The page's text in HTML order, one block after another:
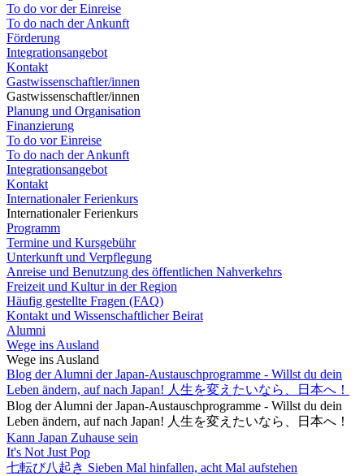
To do vor der Einreise
To do nach der Ankunft
Förderung
Integrationsangebot
Kontakt
Gastwissenschaftler/innen
Gastwissenschaftler/innen
Planung und Organisation
Finanzierung
To do vor Einreise
To do nach der Ankunft
Integrationsangebot
Kontakt
Internationaler Ferienkurs
Internationaler Ferienkurs
Programm
Termine und Kursgebühr
Unterkunft und Verpflegung
Anreise und Benutzung des öffentlichen Nahverkehrs
Freizeit und Kultur in der Region
Häufig gestellte Fragen (FAQ)
Kontakt und Wissenschaftlicher Beirat
Alumni
Wege ins Ausland
Wege ins Ausland
Blog der Alumni der Japan-Austauschprogramme - Willst du dein
Leben ändern, auf nach Japan! 人生を変えたいなら、日本へ！
Blog der Alumni der Japan-Austauschprogramme - Willst du dein
Leben ändern, auf nach Japan! 人生を変えたいなら、日本へ！
Kann Japan Zuhause sein
It's Not Just Pop
七転び八起き Sieben Mal hinfallen, acht Mal aufstehen